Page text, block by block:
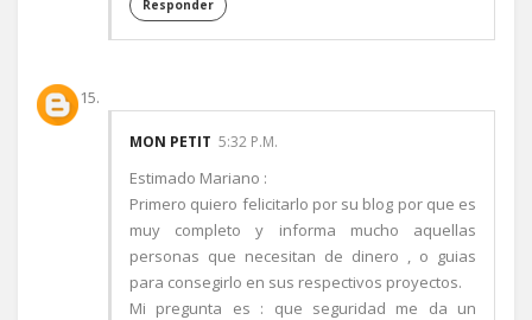
Responder
MON PETIT 5:32 P.M.
Estimado Mariano :
Primero quiero felicitarlo por su blog por que es
muy completo y informa mucho aquellas
personas que necesitan de dinero , o guias
para consegirlo en sus respectivos proyectos.
Mi pregunta es : que seguridad me da un